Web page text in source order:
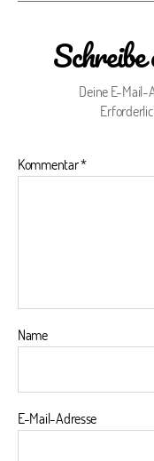
Deine E-
Kommentar*
Name
E-Mail-Adresse